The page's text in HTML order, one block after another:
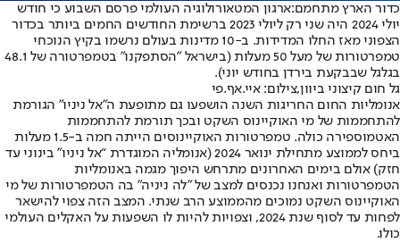
כדור הארץ מתחמם:ארגון המטאורולוגיה העולמי פרסם השבוע כי חודש
יולי 2024 היה שני רק ליולי 2023 ברשימת החודשים החמים ביותר בכדור
הצפוני מאז החלו המדידות. ב-10 מדינות בעולם נרשמו בקיץ הנוכחי
טמפרטורות של מעל 50 מעלות (בישראל "הסתפקנו" בטמפרטורה של 48.1
בגלגל שבבקעת בירדן בחודש יוני).
גל חום קיצוני ביוון,צילום: איי.אף.פי
אנומליות החום החריגות השנה הושפעו גם מתופעת ה״אל ניניו״ הגורמת
להתחממות של מי האוקיינוס השקט ובכך תורמת להתחממות
האטמוספירה כולה. טמפרטורות האוקיינוסים הייתה חמה ב-1.5 מעלות
ביחס לממוצע מתחילת ינואר 2024 (אנומליה המוגדרת “אל ניניו״ בינוני עד
חזק) אולם בימים האחרונים מתרחש היפוך מגמה באנומליות
הטמפרטורות ואנחנו נכנסים למצב של ״לה ניניה״ בה הטמפרטורות של מי
האוקיינוס השקט נמוכים מהממוצע הרב שנתי. המצב הזה צפוי להישאר
לפחות עד לסוף שנת 2024, וצפויות להיות לו השפעות על האקלים העולמי
כולו.